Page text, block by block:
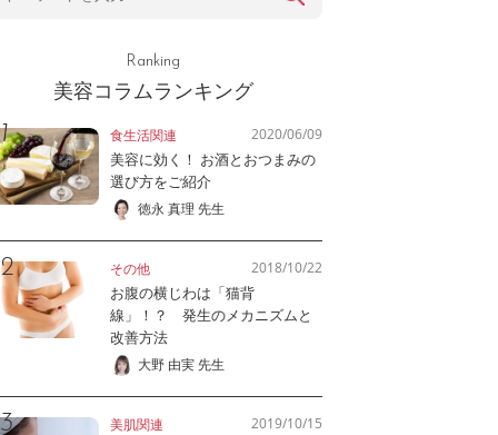
Ranking
美容コラムランキング
食生活関連 2020/06/09
美容に効く！ お酒とおつまみの
選び方をご紹介
徳永 真理 先生
その他 2018/10/22
お腹の横じわは「猫背
線」！？ 発生のメカニズムと
改善方法
大野 由実 先生
美肌関連 2019/10/15